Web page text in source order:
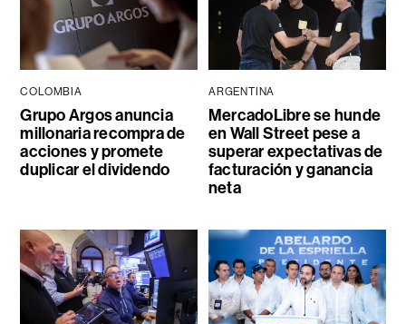
COLOMBIA
Grupo Argos anuncia
millonaria recompra de
acciones y promete
duplicar el dividendo
ARGENTINA
MercadoLibre se hunde
en Wall Street pese a
superar expectativas de
facturación y ganancia
neta